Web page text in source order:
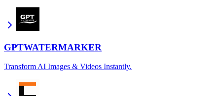
GPTWATERMARKER
Transform AI Images & Videos Instantly.